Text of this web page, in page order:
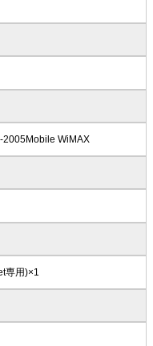
2005Mobile WiMAX
専用)×1